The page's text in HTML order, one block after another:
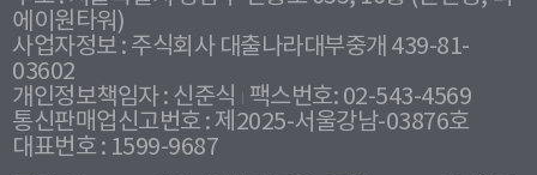
에이원타워)
사업자정보 : 주식회사 대출나라대부중개 439-81-
03602
개인정보책임자 : 신준식
팩스번호: 02-543-4569
통신판매업신고번호 : 제2025-서울강남-03876호
대표번호 : 1599-9687